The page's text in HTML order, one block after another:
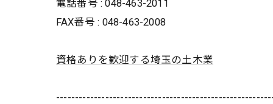
電話番号 : 048-463-2011
FAX番号 : 048-463-2008
資格ありを歓迎する埼玉の土木業